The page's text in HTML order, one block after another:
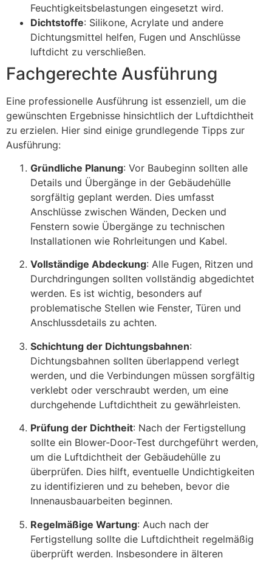
Feuchtigkeitsbelastungen eingesetzt wird.
Dichtstoffe: Silikone, Acrylate und andere
Dichtungsmittel helfen, Fugen und Anschlüsse
luftdicht zu verschließen.
Fachgerechte Ausführung
Eine professionelle Ausführung ist essenziell, um die
gewünschten Ergebnisse hinsichtlich der Luftdichtheit
zu erzielen. Hier sind einige grundlegende Tipps zur
Ausführung:
Gründliche Planung: Vor Baubeginn sollten alle
Details und Übergänge in der Gebäudehülle
sorgfältig geplant werden. Dies umfasst
Anschlüsse zwischen Wänden, Decken und
Fenstern sowie Übergänge zu technischen
Installationen wie Rohrleitungen und Kabel.
Vollständige Abdeckung: Alle Fugen, Ritzen und
Durchdringungen sollten vollständig abgedichtet
werden. Es ist wichtig, besonders auf
problematische Stellen wie Fenster, Türen und
Anschlussdetails zu achten.
Schichtung der Dichtungsbahnen:
Dichtungsbahnen sollten überlappend verlegt
werden, und die Verbindungen müssen sorgfältig
verklebt oder verschraubt werden, um eine
durchgehende Luftdichtheit zu gewährleisten.
Prüfung der Dichtheit: Nach der Fertigstellung
sollte ein Blower-Door-Test durchgeführt werden,
um die Luftdichtheit der Gebäudehülle zu
überprüfen. Dies hilft, eventuelle Undichtigkeiten
zu identifizieren und zu beheben, bevor die
Innenausbauarbeiten beginnen.
Regelmäßige Wartung: Auch nach der
Fertigstellung sollte die Luftdichtheit regelmäßig
überprüft werden. Insbesondere in älteren